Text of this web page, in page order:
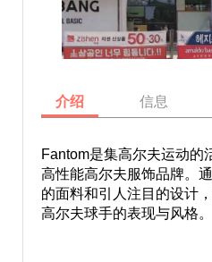
介绍 信息
Fantom是集高尔夫运动的
高性能高尔夫服饰品牌。
的面料和引人注目的设计
高尔夫球手的表现与风格。